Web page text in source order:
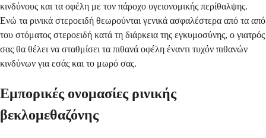
κινδύνους και τα οφέλη με τον πάροχο υγειονομικής περίθαλψης.
Ενώ τα ρινικά στεροειδή θεωρούνται γενικά ασφαλέστερα από τα από
του στόματος στεροειδή κατά τη διάρκεια της εγκυμοσύνης, ο γιατρός
σας θα θέλει να σταθμίσει τα πιθανά οφέλη έναντι τυχόν πιθανών
κινδύνων για εσάς και το μωρό σας.
Εμπορικές ονομασίες ρινικής
βεκλομεθαζόνης